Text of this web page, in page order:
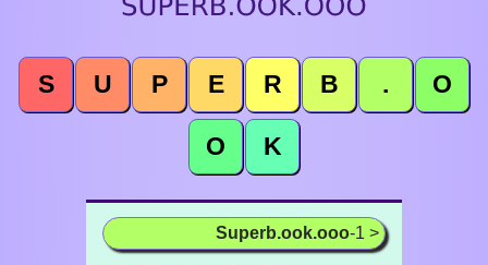
S U P E R B . O
O K
Superb.ook.ooo-1 >